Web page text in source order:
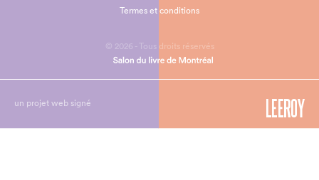
© 2026 - Tous droits réservés
Termes et conditions
un projet web signé